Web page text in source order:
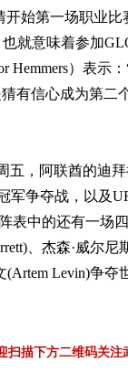
开始第一场职业
就意味着参加
Hemmers）表示
有信心成为第二
，阿联酋的迪
争夺战，以及
表中的还有一场
、杰森·威尔尼
(Artem Levin)争
扫描下方二维码关注